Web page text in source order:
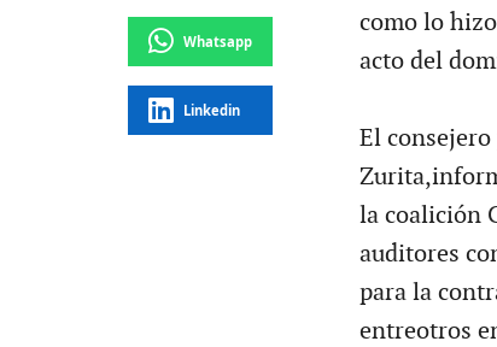
Whatsapp
Linkedin
como lo
acto del
El consejero
la coalición
auditores
para la
entreotros